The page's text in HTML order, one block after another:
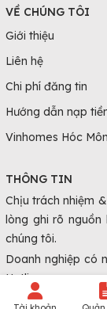
VỀ CHÚNG TÔI
Giới thiệu
Liên hệ
Chi phí đăng tin
Hướng dẫn nạp
Vinhomes Hóc Môn
THÔNG TIN
Chịu trách nhiệm
lòng ghi rõ nguồn
chúng tôi.
Doanh nghiệp có
Hotline.